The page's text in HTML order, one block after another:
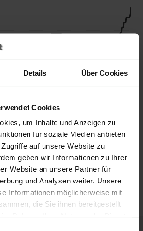
Details Über Cookies
Cookies
um Inhalte und Anzeigen zu
für soziale Medien anbieten
auf unsere Website zu
geben wir Informationen zu Ihrer
Website an unsere Partner für
und Analysen weiter. Unsere
Informationen möglicherweise mit
die Sie ihnen bereitgestellt
lose Ware Sackware
Januar
2026
Mai
2026
für Holzpellets in Deutschland
auf unsererPelletspreise-Seite
nachvollziehen.